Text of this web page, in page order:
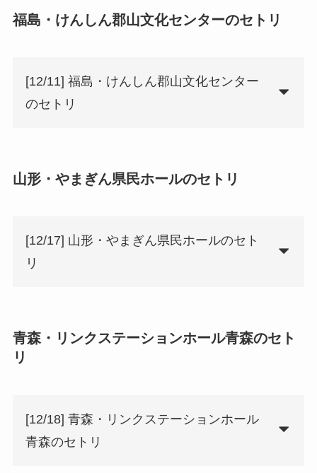
福島・けんしん郡山文化センターのセトリ
[12/11] 福島・けんしん郡山文化センター
のセトリ
山形・やまぎん県民ホールのセトリ
[12/17] 山形・やまぎん県民ホールのセト
リ
青森・リンクステーションホール青森のセト
リ
[12/18] 青森・リンクステーションホール
青森のセトリ